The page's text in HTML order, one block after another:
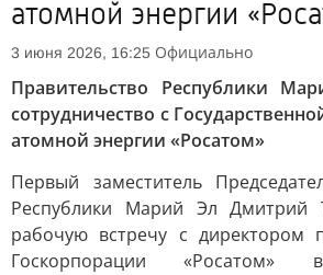
атомной энергии
3 июня 2026, 16:25 Официально
Правительство Республики
сотрудничество с
атомной энергии «Росатом»
Первый заместитель
Республики Марий Эл Дмитрий
рабочую встречу с директором
Госкорпорации «Росатом»